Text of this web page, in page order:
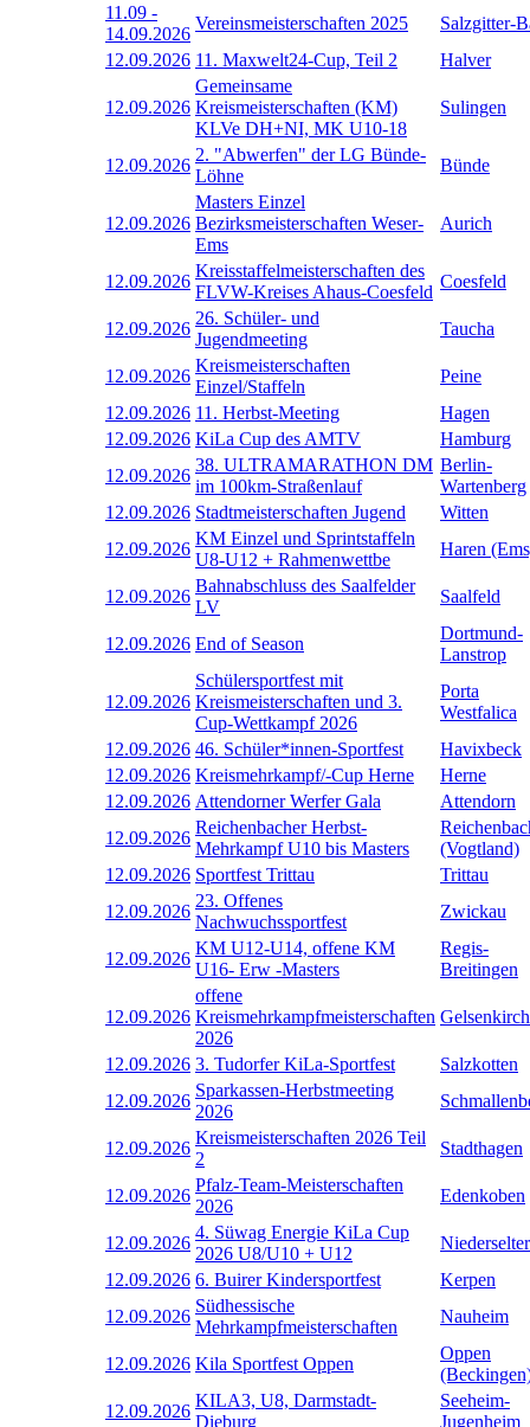
11.09 -
14.09.2026
Vereinsmeisterschaften 2025
Salzgitter-
12.09.2026 11. Maxwelt24-Cup, Teil 2 Halver
12.09.2026
Gemeinsame
Kreismeisterschaften (KM)
KLVe DH+NI, MK U10-18
Sulingen
12.09.2026
2. "Abwerfen" der LG Bünde-
Löhne
Bünde
12.09.2026
Masters Einzel
Bezirksmeisterschaften Weser-
Ems
Aurich
12.09.2026
Kreisstaffelmeisterschaften des
FLVW-Kreises Ahaus-Coesfeld
Coesfeld
12.09.2026
26. Schüler- und
Jugendmeeting
Taucha
12.09.2026
Kreismeisterschaften
Einzel/Staffeln
Peine
12.09.2026 11. Herbst-Meeting
Hagen
12.09.2026 KiLa Cup des AMTV
Hamburg
12.09.2026
38. ULTRAMARATHON DM
im 100km-Straßenlauf
Berlin-
Wartenberg
12.09.2026 Stadtmeisterschaften Jugend
Witten
12.09.2026
KM Einzel und Sprintstaffeln
U8-U12 + Rahmenwettbe
Haren
12.09.2026
Bahnabschluss des Saalfelder
LV
Saalfeld
12.09.2026 End of Season
Dortmund-
Lanstrop
12.09.2026
Schülersportfest mit
Kreismeisterschaften und 3.
Cup-Wettkampf 2026
Porta
Westfalica
12.09.2026 46. Schüler*innen-Sportfest
Havixbeck
12.09.2026 Kreismehrkampf/-Cup Herne
Herne
12.09.2026 Attendorner Werfer Gala
Attendorn
12.09.2026
Reichenbacher Herbst-
Mehrkampf U10 bis Masters
(Vogtland)
12.09.2026 Sportfest Trittau
Trittau
12.09.2026
23. Offenes
Nachwuchssportfest
Zwickau
12.09.2026
KM U12-U14, offene KM
U16- Erw -Masters
Regis-
Breitingen
12.09.2026
offene
Kreismehrkampfmeisterschaften
2026
12.09.2026 3. Tudorfer KiLa-Sportfest
Salzkotten
12.09.2026
Sparkassen-Herbstmeeting
2026
12.09.2026
Kreismeisterschaften 2026 Teil
2
Stadthagen
12.09.2026
Pfalz-Team-Meisterschaften
2026
Edenkoben
12.09.2026
4. Süwag Energie KiLa Cup
2026 U8/U10 + U12
12.09.2026 6. Buirer Kindersportfest
Kerpen
12.09.2026
Südhessische
Mehrkampfmeisterschaften
Nauheim
12.09.2026 Kila Sportfest Oppen
Oppen
12.09.2026
KILA3, U8, Darmstadt-
Dieburg
Seeheim-
Jugenheim